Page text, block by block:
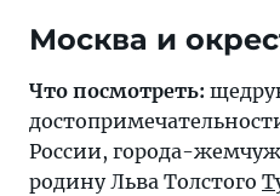
Москва и
Что посмотреть:
России, города-
родину Льва Толстого